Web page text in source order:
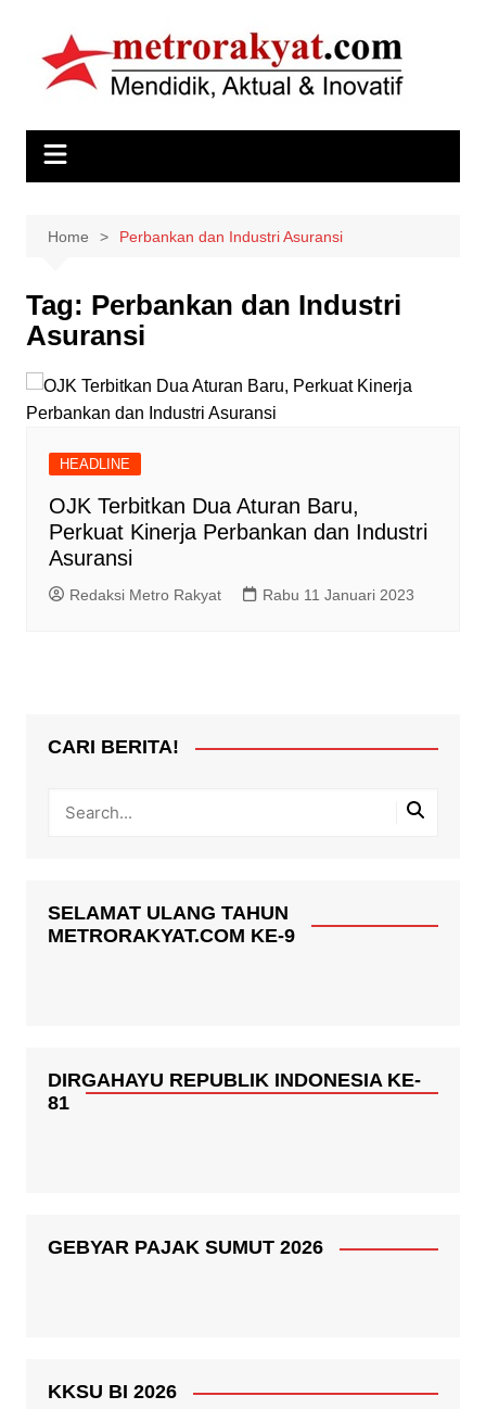
content
Home Perbankan dan Industri Asuransi
Tag: Perbankan dan Industri
Asuransi
HEADLINE
OJK Terbitkan Dua Aturan Baru,
Perkuat Kinerja Perbankan dan Industri
Asuransi
Redaksi Metro Rakyat Rabu 11 Januari 2023
CARI BERITA!
SELAMAT ULANG TAHUN
METRORAKYAT.COM KE-9
DIRGAHAYU REPUBLIK INDONESIA KE-
81
GEBYAR PAJAK SUMUT 2026
KKSU BI 2026